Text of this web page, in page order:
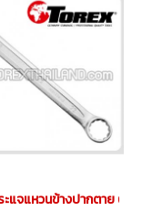
ะแจแหวนข้างปากตาย 6 ม